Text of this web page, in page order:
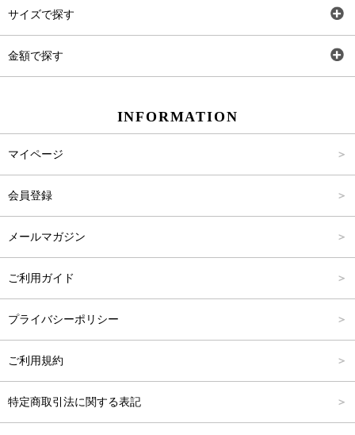
サイズで探す
金額で探す
INFORMATION
マイページ
会員登録
メールマガジン
ご利用ガイド
プライバシーポリシー
ご利用規約
特定商取引法に関する表記